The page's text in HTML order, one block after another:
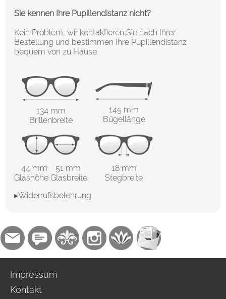
Sie kennen Ihre Pupillendistanz nicht?
Kein Problem, wir kontaktieren Sie nach Ihrer
Bestellung und bestimmen Ihre Pupillendistanz
bequem von zu Hause.
134 mm
Brillenbreite
145 mm
Bügellänge
44 mm 51 mm
Glashöhe Glasbreite
18 mm
Stegbreite
▸Widerrufsbelehrung
Impressum
Kontakt